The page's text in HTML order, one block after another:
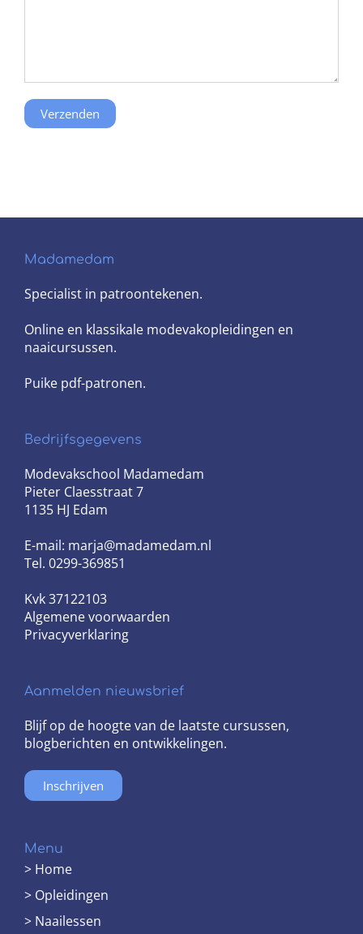
Madamedam
Specialist in patroontekenen.
Online en klassikale modevakopleidingen en
naaicursussen.
Puike pdf-patronen.
Bedrijfsgegevens
Modevakschool Madamedam
Pieter Claesstraat 7
1135 HJ Edam
E-mail: marja@madamedam.nl
Tel. 0299-369851
Kvk 37122103
Algemene voorwaarden
Privacyverklaring
Aanmelden nieuwsbrief
Blijf op de hoogte van de laatste cursussen,
blogberichten en ontwikkelingen.
Inschrijven
Menu
> Home
> Opleidingen
> Naailessen